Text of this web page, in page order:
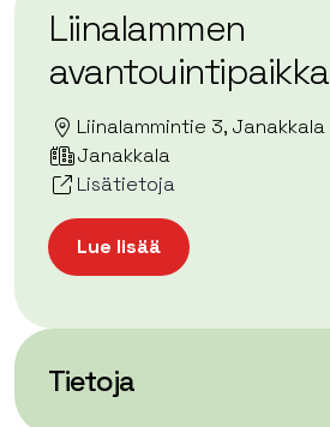
Liinalammen
avantouintipaikka
Liinalammintie 3, Janakkala
Janakkala
Lisätietoja
Lue lisää
Tietoja